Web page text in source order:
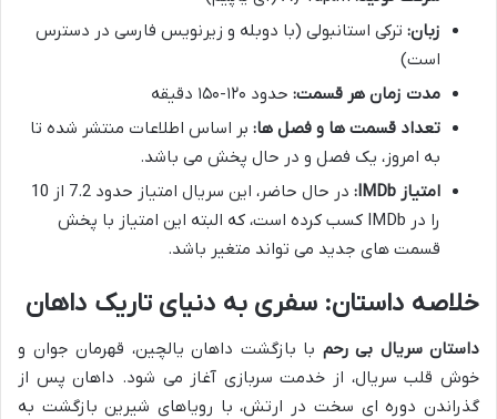
زبان: ترکی استانبولی (با دوبله و زیرنویس فارسی در دسترس
است)
مدت زمان هر قسمت: حدود ۱۲۰-۱۵۰ دقیقه
تعداد قسمت ها و فصل ها: بر اساس اطلاعات منتشر شده تا
به امروز، یک فصل و در حال پخش می باشد.
امتیاز IMDb:
در حال حاضر، این سریال امتیاز حدود 7.2 از 10
را در IMDb کسب کرده است، که البته این امتیاز با پخش
قسمت های جدید می تواند متغیر باشد.
خلاصه داستان: سفری به دنیای تاریک داهان
داستان سریال بی رحم با بازگشت داهان یالچین، قهرمان جوان و
خوش قلب سریال، از خدمت سربازی آغاز می شود. داهان پس از
گذراندن دوره ای سخت در ارتش، با رویاهای شیرین بازگشت به